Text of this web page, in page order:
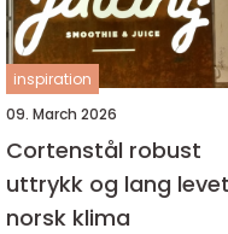
inspiration
09. March 2026
Cortenstål robust
uttrykk og lang
norsk klima